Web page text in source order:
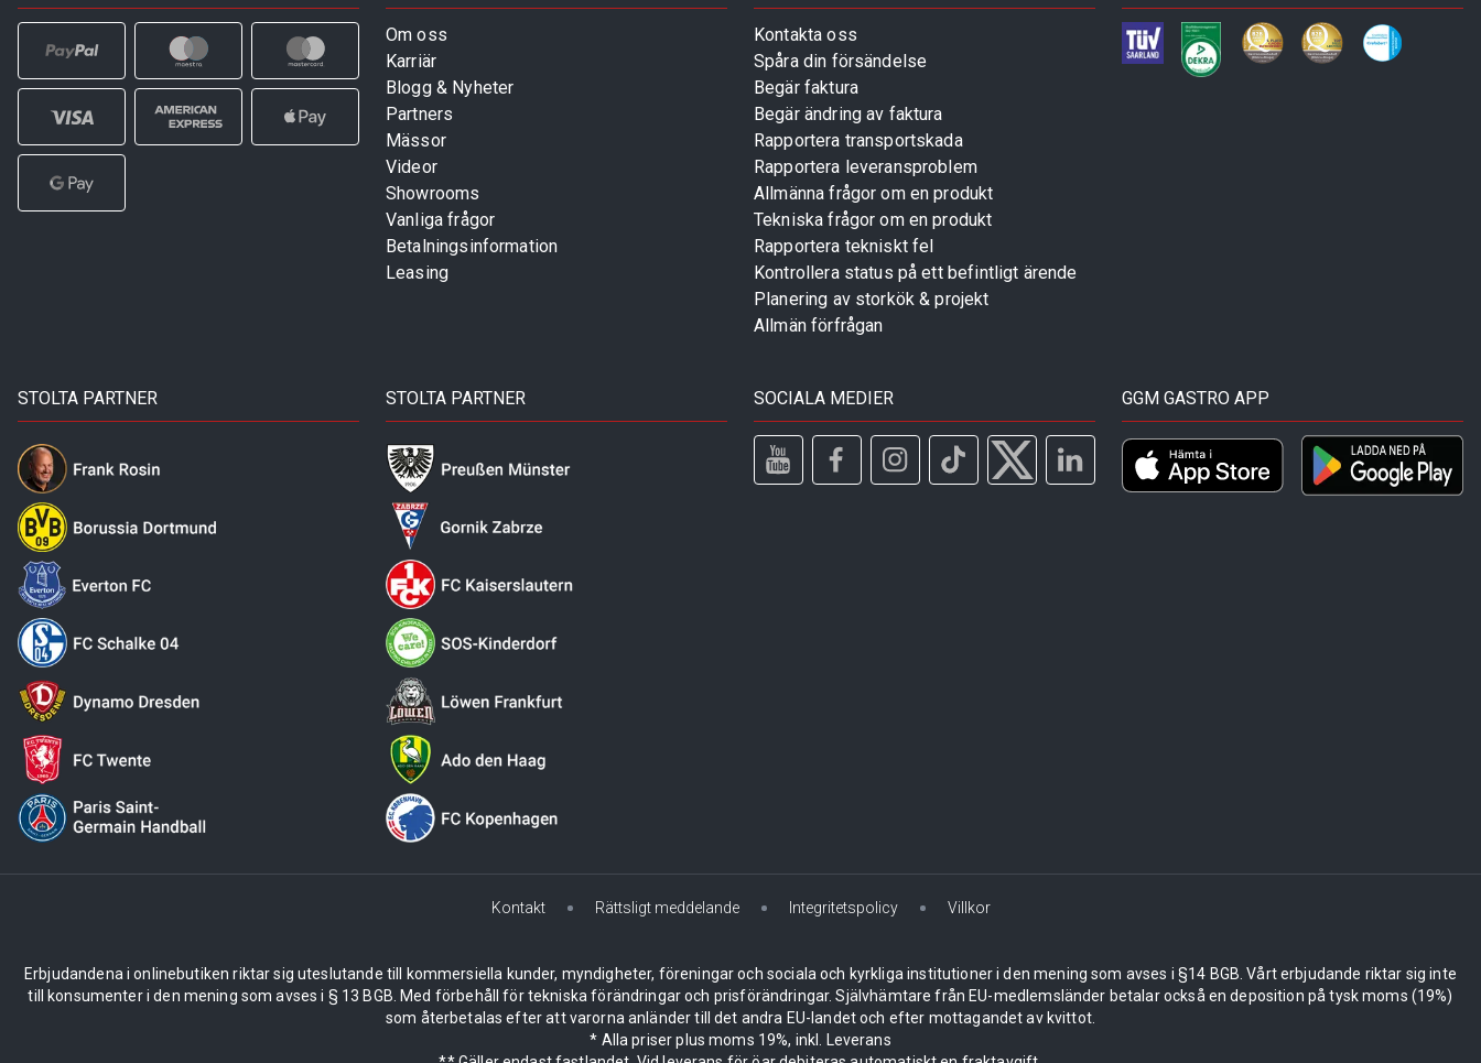
Om oss
Karriär
Blogg & Nyheter
Partners
Mässor
Videor
Showrooms
Vanliga frågor
Betalningsinformation
Leasing
Kontakta oss
Spåra din försändelse
Begär faktura
Begär ändring av faktura
Rapportera transportskada
Rapportera leveransproblem
Allmänna frågor om en produkt
Tekniska frågor om en produkt
Rapportera tekniskt fel
Kontrollera status på ett befintligt ärende
Planering av storkök & projekt
Allmän förfrågan
STOLTA PARTNER STOLTA PARTNER SOCIALA MEDIER GGM GASTRO APP
Kontakt Rättsligt meddelande Integritetspolicy Villkor
Erbjudandena i onlinebutiken riktar sig uteslutande till kommersiella kunder, myndigheter, föreningar och sociala och kyrkliga institutioner i den mening som avses i §14 BGB. Vårt erbjudande riktar sig inte
till konsumenter i den mening som avses i § 13 BGB. Med förbehåll för tekniska förändringar och prisförändringar. Självhämtare från EU-medlemsländer betalar också en deposition på tysk moms (19%)
som återbetalas efter att varorna anländer till det andra EU-landet och efter mottagandet av kvittot.
* Alla priser plus moms 19%, inkl. Leverans